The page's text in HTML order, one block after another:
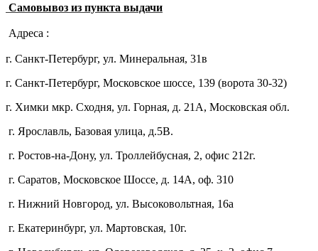
Самовывоз из пункта выдачи
Адреса :
г. Санкт-Петербург, ул. Минеральная, 31в
г. Санкт-Петербург, Московское шоссе, 139 (ворота 30-32)
г. Химки мкр. Сходня, ул. Горная, д. 21А, Московская обл.
г. Ярославль, Базовая улица, д.5В.
г. Ростов-на-Дону, ул. Троллейбусная, 2, офис 212г.
г. Саратов, Московское Шоссе, д. 14А, оф. 310
г. Нижний Новгород, ул. Высоковольтная, 16а
г. Екатеринбург, ул. Мартовская, 10г.